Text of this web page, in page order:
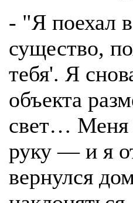
- "Я поехал
существо,
тебя'. Я
объекта
свет… Меня
руку — и я
вернулся